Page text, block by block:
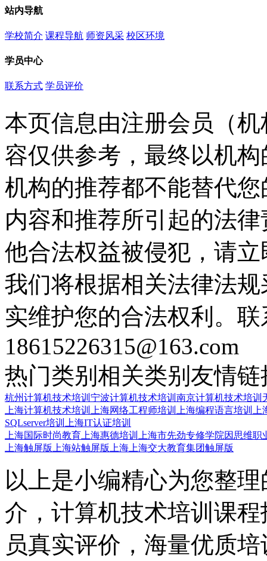
站内导航
学校简介 课程导航 师资风采 校区环境
学员中心
联系方式 学员评价
本页信息由注册会员（
容仅供参考，最终以机
机构的推荐都不能替代
内容和推荐所引起的法
他合法权益被侵犯，请
我们将根据相关法律法
实维护您的合法权利。
18615226315@163.com
热门类别 相关类别 友情链
杭州计算机技术培训 宁波计算机技术培训 南京计算机技术培训
上海计算机技术培训
上海网络工程师培训 上海编程语言培训
SQLserver培训
上海IT认证培训
上海国际时尚教育 上海惠德培训 上海市先劲专修学院因思维职
上海触屏版 上海站触屏版 上海上海交大教育集团触屏版
以上是小编精心为您整
介，计算机技术培训课
员真实评价，海量优质